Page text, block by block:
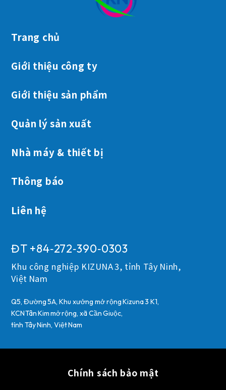
ĐT +84‑272‑390‑0303
Khu công nghiệp KIZUNA 3, tỉnh Tây Ninh,
Việt Nam
Q5, Đường 5A, Khu xưởng mở rộng Kizuna 3 K1,
KCN Tân Kim mở rộng, xã Cần Giuộc,
tỉnh Tây Ninh, Việt Nam
Trang chủ
Giới thiệu công ty
Giới thiệu sản phẩm
Quản lý sản xuất
Nhà máy & thiết bị
Thông báo
Liên hệ
Chính sách bảo mật